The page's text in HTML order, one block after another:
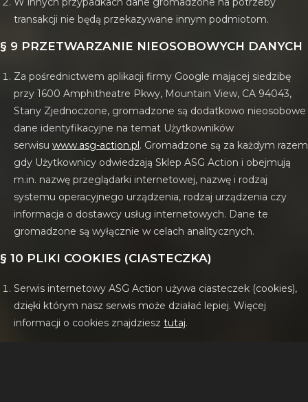
transakcji nie będą przekazywane innym podmiotom.
§ 9 PRZETWARZANIE NIEOSOBOWYCH DANYCH
Za pośrednictwem aplikacji firmy Google mającej siedzibę
przy 1600 Amphitheatre Pkwy, Mountain View, CA 94043,
Stany Zjednoczone, gromadzone są dodatkowo nieosobowe
dane identyfikacyjne na temat Użytkowników
serwisu www.asg-action.pl. Gromadzone są za każdym razem
gdy Użytkownicy odwiedzają Sklep ASG Action i obejmują
m.in. nazwę przeglądarki internetowej, nazwę i rodzaj
systemu operacyjnego urządzenia, rodzaj urządzenia czy
informacja o dostawcy usług internetowych. Dane te
gromadzone są wyłącznie w celach analitycznych.
§ 10 PLIKI COOKIES (CIASTECZKA)
Serwis internetowy ASG Action używa ciasteczek (cookies),
dzięki którym nasz serwis może działać lepiej. Więcej
informacji o cookies znajdziesz tutaj.